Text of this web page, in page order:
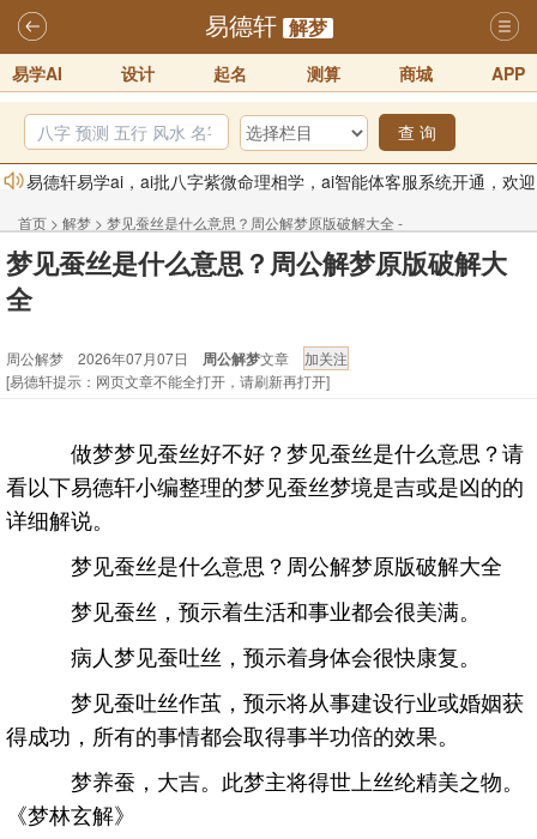
易德轩 解梦
易学AI 设计 起名 测算 商城 APP
查 询
易德轩易学ai，ai批八字紫微命理相学，ai智能体客服系统开通，欢迎
2025-07-01
2026年化太岁锦囊属马、鼠、牛、龙、兔、狗、鸡生肖化太岁开始预
订！！
2025-10-01
2026丙午年铁笔居士精批年运说明
2025-10-12
易德轩通告：本网站易德轩商标及LOGO注册声明
2021-9-7
首页 > 解梦 > 梦见蚕丝是什么意思？周公解梦原版破解大全 -
周公解梦
梦见蚕丝是什么意思？周公解梦原版破解大
全
周公解梦 2026年07月07日 周公解梦文章
[易德轩提示：网页文章不能全打开，请刷新再打开]
做梦梦见蚕丝好不好？梦见蚕丝是什么意思？请
看以下易德轩小编整理的梦见蚕丝梦境是吉或是凶的的
详细解说。
梦见蚕丝是什么意思？周公解梦原版破解大全
梦见蚕丝，预示着生活和事业都会很美满。
病人梦见蚕吐丝，预示着身体会很快康复。
梦见蚕吐丝作茧，预示将从事建设行业或婚姻获
得成功，所有的事情都会取得事半功倍的效果。
梦养蚕，大吉。此梦主将得世上丝纶精美之物。
《梦林玄解》